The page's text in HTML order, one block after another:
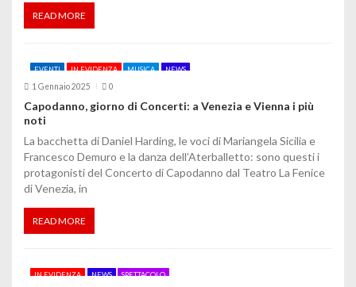
READ MORE
EVENTI IN EVIDENZA MUSICA NEWS
1 Gennaio 2025 0
Capodanno, giorno di Concerti: a Venezia e Vienna i più
noti
La bacchetta di Daniel Harding, le voci di Mariangela Sicilia e
Francesco Demuro e la danza dell’Aterballetto: sono questi i
protagonisti del Concerto di Capodanno dal Teatro La Fenice
di Venezia, in
READ MORE
IN EVIDENZA NEWS SPETTACOLO